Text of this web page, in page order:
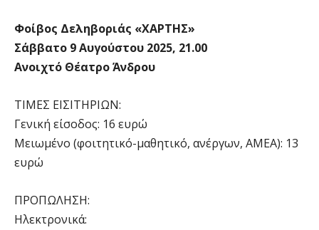
Φοίβος Δεληβοριάς «ΧΑΡΤΗΣ»
Σάββατο 9 Αυγούστου 2025, 21.00
Ανοιχτό Θέατρο Άνδρου
ΤΙΜΕΣ ΕΙΣΙΤΗΡΙΩΝ:
Γενική είσοδος: 16 ευρώ
Μειωμένο (φοιτητικό-μαθητικό, ανέργων, ΑΜΕΑ): 13
ευρώ
ΠΡΟΠΩΛΗΣΗ:
Ηλεκτρονικά: